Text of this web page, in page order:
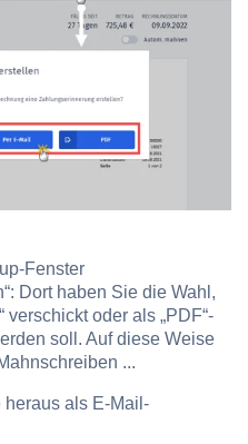
Fenster
Dort haben Sie die Wahl,
verschickt oder als „PDF“-
soll. Auf diese Weise
...
als E-Mail-